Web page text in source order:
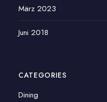
März 2023
Juni 2018
CATEGORIES
Dining